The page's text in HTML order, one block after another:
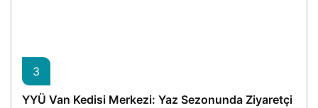
3
YYÜ Van Kedisi Merkezi: Yaz Sezonunda Ziyaretçi